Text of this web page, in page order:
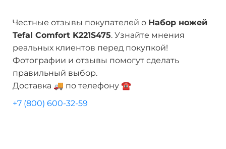
Честные отзывы покупателей о Набор ножей
Tefal Сomfort K221S475. Узнайте мнения
реальных клиентов перед покупкой!
Фотографии и отзывы помогут сделать
правильный выбор.
Доставка 🚚 по телефону ☎️
+7 (800) 600-32-59